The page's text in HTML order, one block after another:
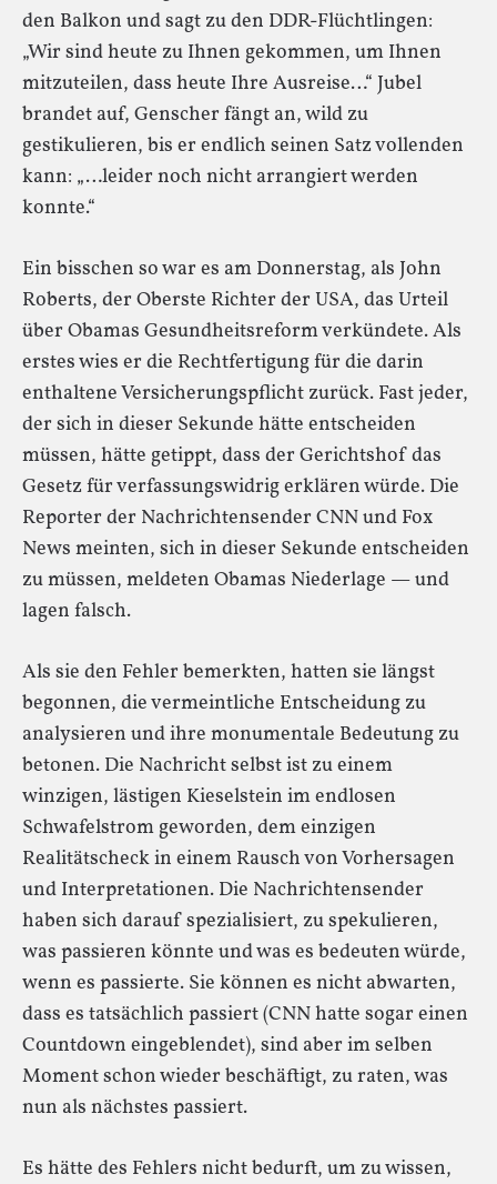
den Balkon und sagt zu den DDR-Flüchtlingen:
„Wir sind heute zu Ihnen gekommen, um Ihnen
mitzuteilen, dass heute Ihre Ausreise…“ Jubel
brandet auf, Genscher fängt an, wild zu
gestikulieren, bis er endlich seinen Satz vollenden
kann: „…leider noch nicht arrangiert werden
konnte.“
Ein bisschen so war es am Donnerstag, als John
Roberts, der Oberste Richter der USA, das Urteil
über Obamas Gesundheitsreform verkündete. Als
erstes wies er die Rechtfertigung für die darin
enthaltene Versicherungspflicht zurück. Fast jeder,
der sich in dieser Sekunde hätte entscheiden
müssen, hätte getippt, dass der Gerichtshof das
Gesetz für verfassungswidrig erklären würde. Die
Reporter der Nachrichtensender CNN und Fox
News meinten, sich in dieser Sekunde entscheiden
zu müssen, meldeten Obamas Niederlage — und
lagen falsch.
Als sie den Fehler bemerkten, hatten sie längst
begonnen, die vermeintliche Entscheidung zu
analysieren und ihre monumentale Bedeutung zu
betonen. Die Nachricht selbst ist zu einem
winzigen, lästigen Kieselstein im endlosen
Schwafelstrom geworden, dem einzigen
Realitätscheck in einem Rausch von Vorhersagen
und Interpretationen. Die Nachrichtensender
haben sich darauf spezialisiert, zu spekulieren,
was passieren könnte und was es bedeuten würde,
wenn es passierte. Sie können es nicht abwarten,
dass es tatsächlich passiert (CNN hatte sogar einen
Countdown eingeblendet), sind aber im selben
Moment schon wieder beschäftigt, zu raten, was
nun als nächstes passiert.
Es hätte des Fehlers nicht bedurft, um zu wissen,